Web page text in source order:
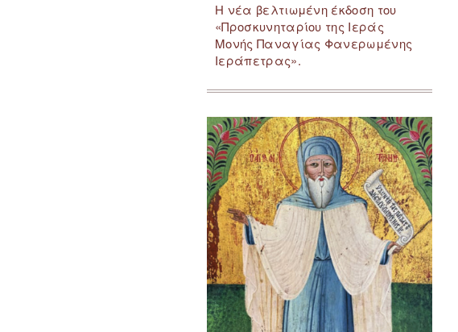
Η νέα βελτιωμένη έκδοση του
«Προσκυνηταρίου της Ιεράς
Μονής Παναγίας Φανερωμένης
Ιεράπετρας».